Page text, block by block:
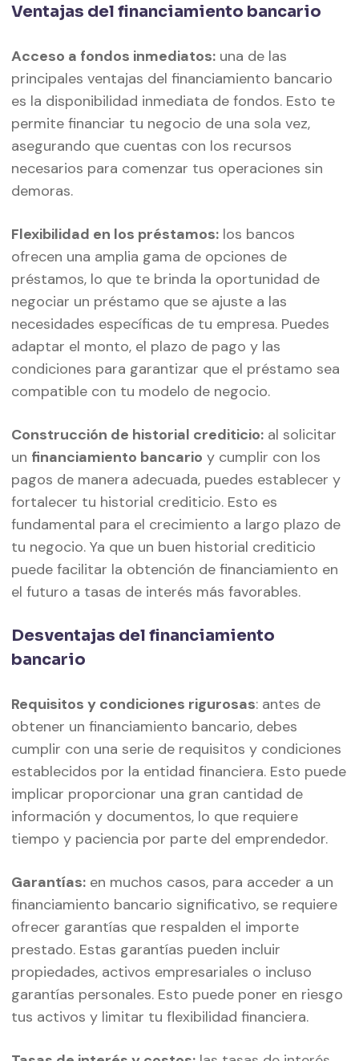
Ventajas del financiamiento bancario
Acceso a fondos inmediatos:una de las
principales ventajas del financiamiento bancario
es la disponibilidad inmediata de fondos. Esto te
permite financiar tu negocio de una sola vez,
asegurando que cuentas con los recursos
necesarios para comenzar tus operaciones sin
demoras.
Flexibilidad en los préstamos:los bancos
ofrecen una amplia gama de opciones de
préstamos, lo que te brinda la oportunidad de
negociar un préstamo que se ajuste a las
necesidades específicas de tu empresa. Puedes
adaptar el monto, el plazo de pago y las
condiciones para garantizar que el préstamo sea
compatible con tu modelo de negocio.
Construcción de historial crediticio:al solicitar
un financiamiento bancario y cumplir con los
pagos de manera adecuada, puedes establecer y
fortalecer tu historial crediticio. Esto es
fundamental para el crecimiento a largo plazo de
tu negocio. Ya que un buen historial crediticio
puede facilitar la obtención de financiamiento en
el futuro a tasas de interés más favorables.
Desventajas del financiamiento
bancario
Requisitos y condiciones rigurosas: antes de
obtener un financiamiento bancario, debes
cumplir con una serie de requisitos y condiciones
establecidos por la entidad financiera. Esto puede
implicar proporcionar una gran cantidad de
información y documentos, lo que requiere
tiempo y paciencia por parte del emprendedor.
Garantías:en muchos casos, para acceder a un
financiamiento bancario significativo, se requiere
ofrecer garantías que respalden el importe
prestado. Estas garantías pueden incluir
propiedades, activos empresariales o incluso
garantías personales. Esto puede poner en riesgo
tus activos y limitar tu flexibilidad financiera.